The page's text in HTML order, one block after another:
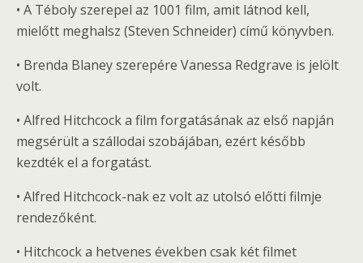
• A Téboly szerepel az 1001 film, amit látnod kell,
mielőtt meghalsz (Steven Schneider) című könyvben.
• Brenda Blaney szerepére Vanessa Redgrave is jelölt
volt.
• Alfred Hitchcock a film forgatásának az első napján
megsérült a szállodai szobájában, ezért később
kezdték el a forgatást.
• Alfred Hitchcock-nak ez volt az utolsó előtti filmje
rendezőként.
• Hitchcock a hetvenes években csak két filmet